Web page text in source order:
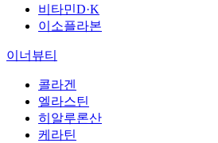
비타민D·K
이소플라본
이너뷰티
콜라겐
엘라스틴
히알루론산
케라틴